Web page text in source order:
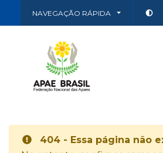
NAVEGAÇÃO RÁPIDA
404 - Essa página não